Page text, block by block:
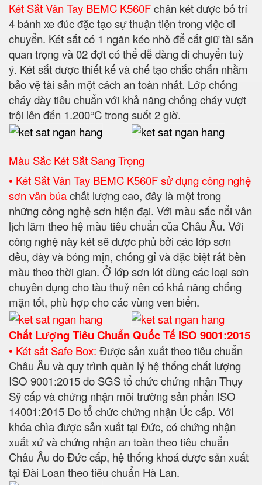
Két Sắt Vân Tay BEMC K560Fchân két được bố trí
4 bánh xe đúc đặc tạo sự thuận tiện trong việc di
chuyển. Két sắt có 1 ngăn kéo nhỏ để cất giữ tài sản
quan trọng và 02 đợt có thể dễ dàng di chuyển tuỳ
ý. Két sắt được thiết kế và chế tạo chắc chắn nhằm
bảo vệ tài sản một cách an toàn nhất. Lớp chống
cháy dày tiêu chuẩn với khả năng chống cháy vượt
trội lên đến 1.200°C trong suốt 2 giờ.
Màu Sắc Két Sắt Sang Trọng
• Két Sắt Vân Tay BEMC K560F sử dụng công nghệ
sơn vân búachất lượng cao, đây là một trong
những công nghệ sơn hiện đại. Với màu sắc nổi vân
lịch lãm theo hệ màu tiêu chuẩn của Châu Âu. Với
công nghệ này két sẽ được phủ bởi các lớp sơn
đều, dày và bóng mịn, chống gỉ và đặc biệt rất bền
màu theo thời gian. Ở lớp sơn lót dùng các loại sơn
chuyên dụng cho tàu thuỷ nên có khả năng chống
mặn tốt, phù hợp cho các vùng ven biển.
Chất Lượng Tiêu Chuẩn Quốc Tế ISO 9001:2015
• Két sắt Safe Box: Được sản xuất theo tiêu chuẩn
Châu Âu và quy trình quản lý hệ thống chất lượng
ISO 9001:2015 do SGS tổ chức chứng nhận Thụy
Sỹ cấp và chứng nhận môi trường sản phẩn ISO
14001:2015 Do tổ chức chứng nhận Úc cấp. Với
khóa chìa được sản xuất tại Đức, có chứng nhận
xuất xứ và chứng nhận an toàn theo tiêu chuẩn
Châu Âu do Đức cấp, hệ thống khoá được sản xuất
tại Đài Loan theo tiêu chuẩn Hà Lan.